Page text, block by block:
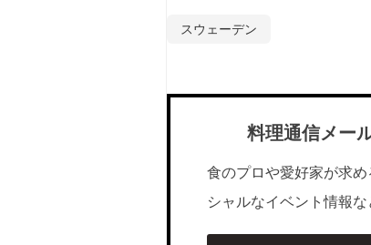
スウェーデン
料理通信メー
食のプロや愛好家が求
シャルなイベント情報な